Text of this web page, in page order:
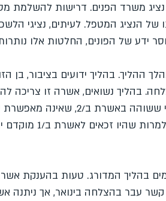
משרד הפנים. דרישות להשלמת
הנציג המטפל. לעיתים, נציגי
ידע של הפונים, החלטות אלו
ההליך. בהליך ידועים בציבור, בן
קשר בהצלחה. בהליך נשואים, אשרה זו צריכה
עם הגשת הבקשה. שדרוג זה משמעותי במיוחד עבור מי ששוהה באשרת
גם על מניין הימים בהליך המדורג. טעות